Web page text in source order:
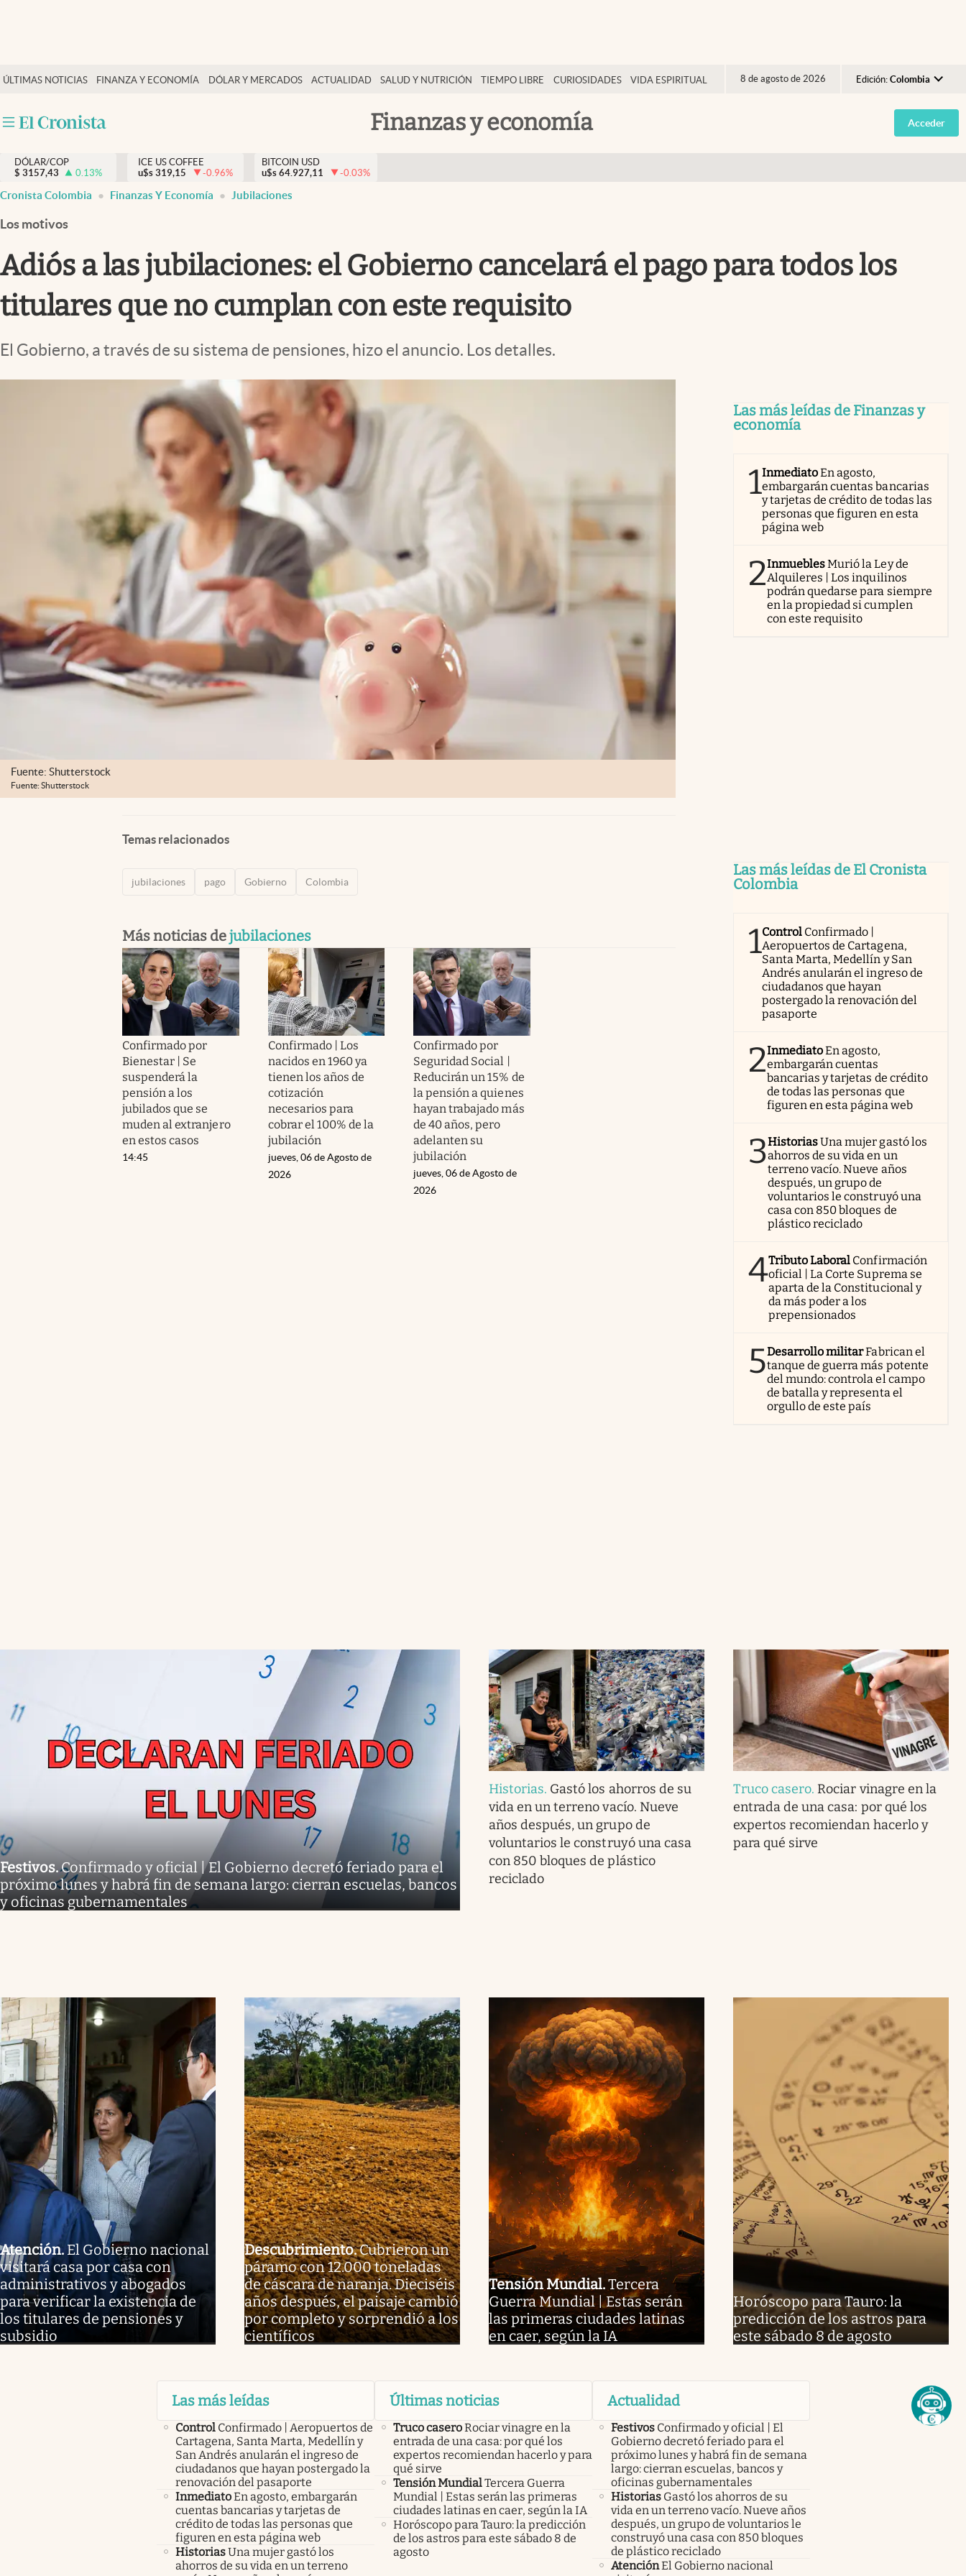
ÚLTIMAS NOTICIAS FINANZA Y ECONOMÍA DÓLAR Y MERCADOS ACTUALIDAD SALUD Y NUTRICIÓN TIEMPO LIBRE CURIOSIDADES VIDA ESPIRITUAL 8 de agosto de 2026 Edición: Colombia
Argentina
España
Finanzas y economía
Salud y nutrición
Tiempo libre
Dólar y mercados
Curiosidades
Acceder
DÓLAR/COP
$ 3157,43 0.13%
ICE US COFFEE
u$s 319,15 -0.96%
BITCOIN USD
u$s 64.927,11 -0.03%
Cronista Colombia Finanzas Y Economía Jubilaciones
Los motivos
Adiós a las jubilaciones: el Gobierno cancelará el pago para todos los
titulares que no cumplan con este requisito
El Gobierno, a través de su sistema de pensiones, hizo el anuncio. Los detalles.
Fuente: Shutterstock
Fuente: Shutterstock
Temas relacionados
jubilaciones pago Gobierno Colombia
Más noticias dejubilaciones
Confirmado por
Bienestar | Se
suspenderá la
pensión a los
jubilados que se
muden al extranjero
en estos casos
14:45
Confirmado | Los
nacidos en 1960 ya
tienen los años de
cotización
necesarios para
cobrar el 100% de la
jubilación
jueves, 06 de Agosto de
2026
Confirmado por
Seguridad Social |
Reducirán un 15% de
la pensión a quienes
hayan trabajado más
de 40 años, pero
adelanten su
jubilación
jueves, 06 de Agosto de
2026
Las más leídas de Finanzas y
economía
1InmediatoEn agosto,
embargarán cuentas bancarias
y tarjetas de crédito de todas las
personas que figuren en esta
página web
2InmueblesMurió la Ley de
Alquileres | Los inquilinos
podrán quedarse para siempre
en la propiedad si cumplen
con este requisito
Las más leídas de El Cronista
Colombia
1Control Confirmado |
Aeropuertos de Cartagena,
Santa Marta, Medellín y San
Andrés anularán el ingreso de
ciudadanos que hayan
postergado la renovación del
pasaporte
2InmediatoEn agosto,
embargarán cuentas
bancarias y tarjetas de crédito
de todas las personas que
figuren en esta página web
3HistoriasUna mujer gastó los
ahorros de su vida en un
terreno vacío. Nueve años
después, un grupo de
voluntarios le construyó una
casa con 850 bloques de
plástico reciclado
4Tributo Laboral Confirmación
oficial | La Corte Suprema se
aparta de la Constitucional y
da más poder a los
prepensionados
5Desarrollo militarFabrican el
tanque de guerra más potente
del mundo: controla el campo
de batalla y representa el
orgullo de este país
Festivos.Confirmado y oficial | El Gobierno decretó feriado para el
próximo lunes y habrá fin de semana largo: cierran escuelas, bancos
y oficinas gubernamentales
Historias. Gastó los ahorros de su
vida en un terreno vacío. Nueve
años después, un grupo de
voluntarios le construyó una casa
con 850 bloques de plástico
reciclado
Truco casero. Rociar vinagre en la
entrada de una casa: por qué los
expertos recomiendan hacerlo y
para qué sirve
Atención.El Gobierno nacional
visitará casa por casa con
administrativos y abogados
para verificar la existencia de
los titulares de pensiones y
subsidio
Descubrimiento.Cubrieron un
páramo con 12.000 toneladas
de cáscara de naranja. Dieciséis
años después, el paisaje cambió
por completo y sorprendió a los
científicos
Tensión Mundial.Tercera
Guerra Mundial | Estas serán
las primeras ciudades latinas
en caer, según la IA
Horóscopo para Tauro: la
predicción de los astros para
este sábado 8 de agosto
Las más leídas
Control Confirmado | Aeropuertos de
Cartagena, Santa Marta, Medellín y
San Andrés anularán el ingreso de
ciudadanos que hayan postergado la
renovación del pasaporte
InmediatoEn agosto, embargarán
cuentas bancarias y tarjetas de
crédito de todas las personas que
figuren en esta página web
HistoriasUna mujer gastó los
ahorros de su vida en un terreno
Últimas noticias
Truco caseroRociar vinagre en la
entrada de una casa: por qué los
expertos recomiendan hacerlo y para
qué sirve
Tensión MundialTercera Guerra
Mundial | Estas serán las primeras
ciudades latinas en caer, según la IA
Horóscopo para Tauro: la predicción
de los astros para este sábado 8 de
agosto
Actualidad
Festivos Confirmado y oficial | El
Gobierno decretó feriado para el
próximo lunes y habrá fin de semana
largo: cierran escuelas, bancos y
oficinas gubernamentales
Historias Gastó los ahorros de su
vida en un terreno vacío. Nueve años
después, un grupo de voluntarios le
construyó una casa con 850 bloques
de plástico reciclado
AtenciónEl Gobierno nacional